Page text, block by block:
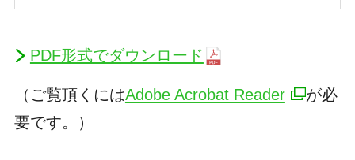
PDF形式でダウンロード
（ご覧頂くにはAdobe Acrobat Reader
が必
要です。）